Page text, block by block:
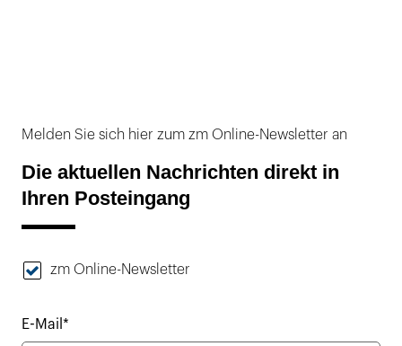
Melden Sie sich hier zum zm Online-Newsletter an
Die aktuellen Nachrichten direkt in
Ihren Posteingang
zm Online-Newsletter
E-Mail*